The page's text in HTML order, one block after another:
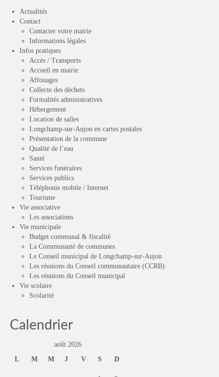
Actualités
Contact
Contacter votre mairie
Informations légales
Infos pratiques
Accès / Transports
Accueil en mairie
Affouages
Collecte des déchets
Formalités administratives
Hébergement
Location de salles
Longchamp-sur-Aujon en cartes postales
Présentation de la commune
Qualité de l’eau
Santé
Services funéraires
Services publics
Téléphonie mobile / Internet
Tourisme
Vie associative
Les associations
Vie municipale
Budget communal & fiscalité
La Communauté de communes
Le Conseil municipal de Longchamp-sur-Aujon
Les réunions du Conseil communautaire (CCRB)
Les réunions du Conseil municipal
Vie scolaire
Scolarité
Calendrier
août 2026
L
M M J V S D